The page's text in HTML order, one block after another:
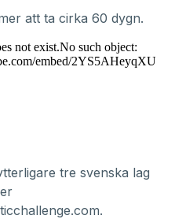
att ta cirka 60 dygn.
tre svenska lag
.